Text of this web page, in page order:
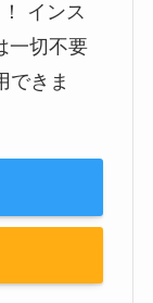
インス
一切不要
できま